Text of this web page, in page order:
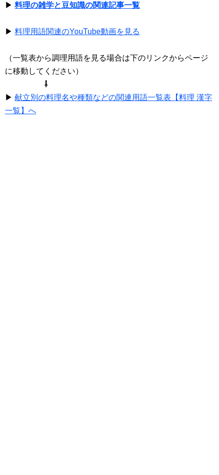
▶ 料理の雑学と豆知識の関連記事一覧
▶ 料理用語関連のYouTube動画を見る
（一覧表から調理用語を見る場合は下のリンクからページ
に移動してください）
⇩
▶ 献立別の料理名や種類などの関連用語一覧表【料理 漢字
一覧】へ